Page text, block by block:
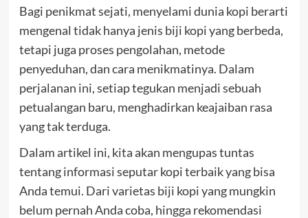
Bagi penikmat sejati, menyelami dunia kopi berarti
mengenal tidak hanya jenis biji kopi yang berbeda,
tetapi juga proses pengolahan, metode
penyeduhan, dan cara menikmatinya. Dalam
perjalanan ini, setiap tegukan menjadi sebuah
petualangan baru, menghadirkan keajaiban rasa
yang tak terduga.
Dalam artikel ini, kita akan mengupas tuntas
tentang informasi seputar kopi terbaik yang bisa
Anda temui. Dari varietas biji kopi yang mungkin
belum pernah Anda coba, hingga rekomendasi